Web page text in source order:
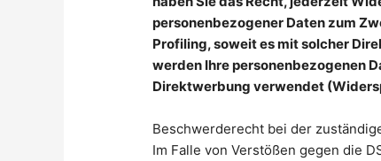
personenbezogener Daten zum
Profiling, soweit es mit solcher
werden Ihre personenbezogenen
Direktwerbung verwendet
Beschwerderecht bei der
Im Falle von Verstößen gegen die